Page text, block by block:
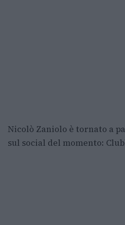
Nicolò Zaniolo è tornato a
sul social del momento: